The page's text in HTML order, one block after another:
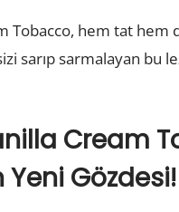
Tobacco, hem tat hem
sarıp sarmalayan bu
Cream
Yeni Gözdesi!